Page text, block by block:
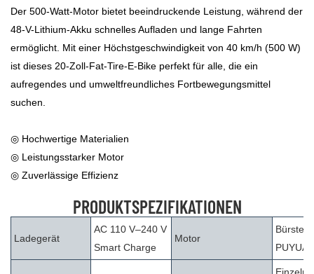
Der 500-Watt-Motor bietet beeindruckende Leistung, während der
48-V-Lithium-Akku schnelles Aufladen und lange Fahrten
ermöglicht. Mit einer Höchstgeschwindigkeit von 40 km/h (500 W)
ist dieses 20-Zoll-Fat-Tire-E-Bike perfekt für alle, die ein
aufregendes und umweltfreundliches Fortbewegungsmittel
suchen.
◎ Hochwertige Materialien
◎ Leistungsstarker Motor
◎ Zuverlässige Effizienz
PRODUKTSPEZIFIKATIONEN
Ladegerät
AC 110 V–240 V
Smart Charge
Motor